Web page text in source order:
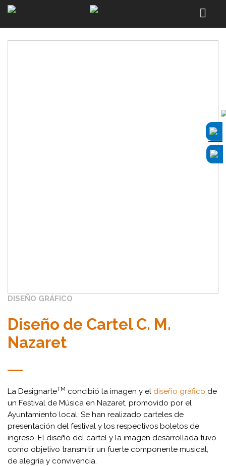
DISEÑO GRÁFICO
Diseño de Cartel C. M.
Nazaret
La DesignarteTM concibió la imagen y el diseño gráfico de
un Festival de Música en Nazaret, promovido por el
Ayuntamiento local. Se han realizado carteles de
presentación del festival y los respectivos boletos de
ingreso. El diseño del cartel y la imagen desarrollada tuvo
como objetivo transmitir un fuerte componente musical,
de alegría y convivencia.